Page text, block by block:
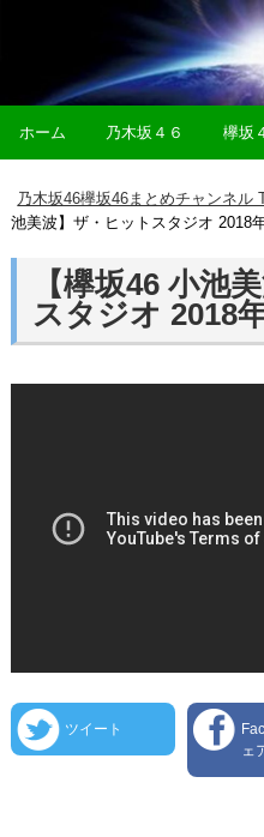
ホーム 乃木坂４６ 欅坂
乃木坂46欅坂46まとめチャンネル
池美波】ザ・ヒットスタジオ 2018
【欅坂46 小池
スタジオ 2018
ツイート
ェ